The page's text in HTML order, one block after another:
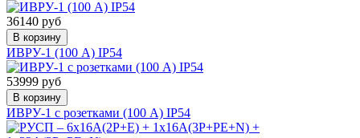
36140 руб
В корзину
ИВРУ-1 (100 А) IP54
53999 руб
В корзину
ИВРУ-1 с розетками (100 А) IP54